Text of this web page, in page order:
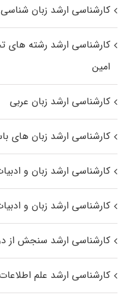
کارشناسی ارشد زبان شناسی
کارشناسی ارشد رﺷﺘﻪ ﻫﺎی
اﻣﻴﻦ
کارشناسی ارشد زبان عربی
کارشناسی ارشد زبان‌ های
کارشناسی ارشد زبان و
کارشناسی ارشد زبان و
کارشناسی ارشد سنجش از
کارشناسی ارشد علم